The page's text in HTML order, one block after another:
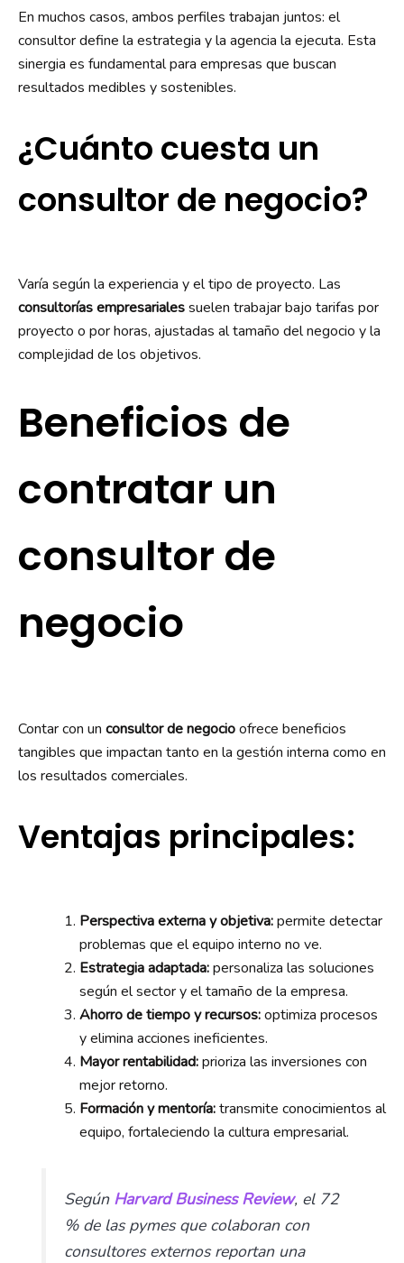
En muchos casos, ambos perfiles trabajan juntos: el
consultor define la estrategia y la agencia la ejecuta. Esta
sinergia es fundamental para empresas que buscan
resultados medibles y sostenibles.
¿Cuánto cuesta un
consultor de negocio?
Varía según la experiencia y el tipo de proyecto. Las
consultorías empresarialessuelen trabajar bajo tarifas por
proyecto o por horas, ajustadas al tamaño del negocio y la
complejidad de los objetivos.
Beneficios de
contratar un
consultor de
negocio
Contar con un consultor de negocioofrece beneficios
tangibles que impactan tanto en la gestión interna como en
los resultados comerciales.
Ventajas principales:
Perspectiva externa y objetiva:permite detectar
problemas que el equipo interno no ve.
Estrategia adaptada:personaliza las soluciones
según el sector y el tamaño de la empresa.
Ahorro de tiempo y recursos:optimiza procesos
y elimina acciones ineficientes.
Mayor rentabilidad:prioriza las inversiones con
mejor retorno.
Formación y mentoría:transmite conocimientos al
equipo, fortaleciendo la cultura empresarial.
Según Harvard Business Review, el 72
% de las pymes que colaboran con
consultores externos reportan una